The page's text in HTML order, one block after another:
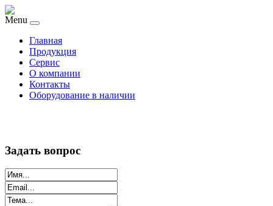
Menu
Главная
Продукция
Сервис
О компании
Контакты
Оборудование в наличии
Задать вопрос